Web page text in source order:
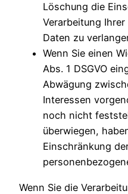
Löschung die
Verarbeitung
Daten zu
Wenn Sie einen
Abs. 1 DSGVO
Abwägung
Interessen
noch nicht
überwiegen,
Einschränkung
Wenn Sie die